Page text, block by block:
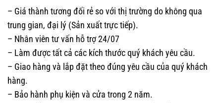
– Giá thành tương đối rẻ so với thị trường do không qua
trung gian, đại lý (Sản xuất trực tiếp).
– Nhân viên tư vấn hỗ trợ 24/07
– Làm được tất cả các kích thước quý khách yêu cầu.
– Giao hàng và lắp đặt theo đúng yêu cầu của quý khách
hàng.
– Bảo hành phụ kiện và cửa trong 2 năm.